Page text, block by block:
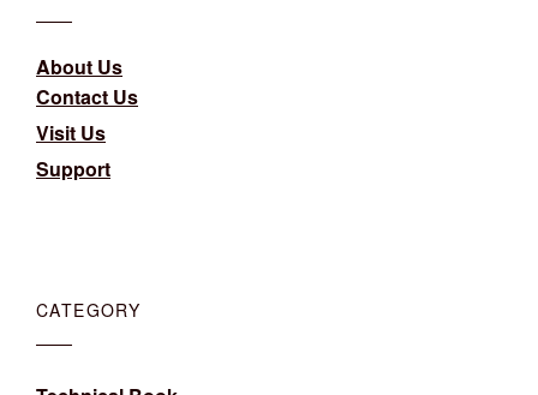
About Us
Contact Us
Visit Us
Support
CATEGORY